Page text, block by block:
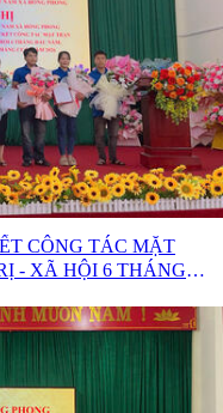
CÔNG TÁC MẶT
- XÃ HỘI 6 THÁNG